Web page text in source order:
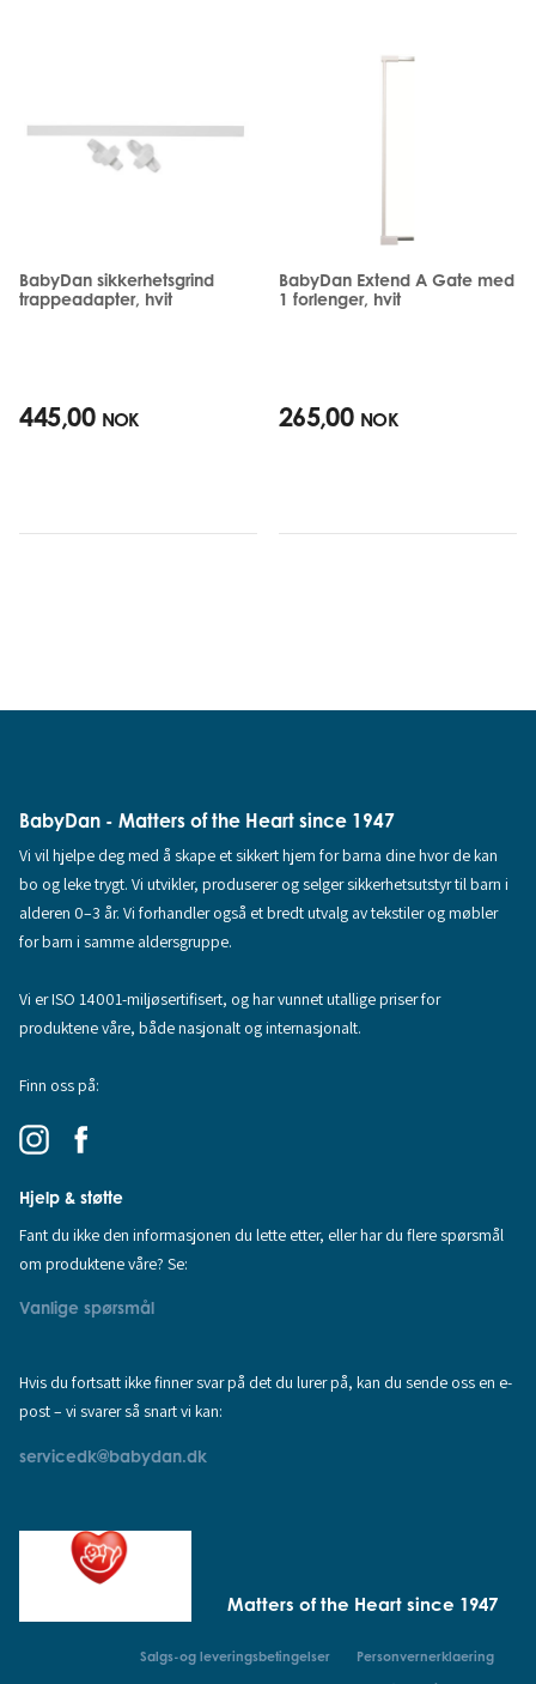
BabyDan sikkerhetsgrind
trappeadapter, hvit
445,00 NOK
BabyDan Extend A Gate med
1 forlenger, hvit
265,00 NOK
BabyDan - Matters of the Heart since 1947
Vi vil hjelpe deg med å skape et sikkert hjem for barna dine hvor de kan
bo og leke trygt. Vi utvikler, produserer og selger sikkerhetsutstyr til barn i
alderen 0–3 år. Vi forhandler også et bredt utvalg av tekstiler og møbler
for barn i samme aldersgruppe.
Vi er ISO 14001-miljøsertifisert, og har vunnet utallige priser for
produktene våre, både nasjonalt og internasjonalt.
Finn oss på:
Hjelp & støtte
Fant du ikke den informasjonen du lette etter, eller har du flere spørsmål
om produktene våre? Se:
Vanlige spørsmål
Hvis du fortsatt ikke finner svar på det du lurer på, kan du sende oss en e-
post – vi svarer så snart vi kan:
servicedk@babydan.dk
Matters of the Heart since 1947
Salgs-og leveringsbetingelser
Personvernerklaering